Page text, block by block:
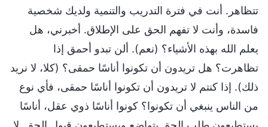
تتظاهر. أنت في فترة التدريب والتنمية ولديك شخصية
فاسدة، وأنت لا تفهم الحق على الإطلاق. أخبرني، هل
يعلم الله بهذه الأشياء؟ (نعم). ألن تبدو أحمق إذا
تظاهرت؟ هل تريدون أن تكونوا أناسًا حمقى؟ (كلا، لا نريد
ذلك). إذا كنتم لا تريدون أن تكونوا أناسًا حمقى، فأي نوع
من الناس ينبغي أن تكونوا؟ كونوا أناسًا ذوي عقل، أناسًا